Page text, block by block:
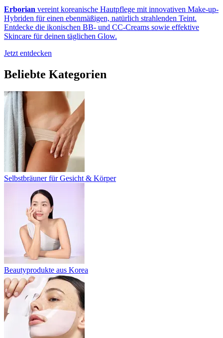
Erborian vereint koreanische Hautpflege mit innovativen Make-up-
Hybriden für einen ebenmäßigen, natürlich strahlenden Teint.
Entdecke die ikonischen BB- und CC-Creams sowie effektive
Skincare für deinen täglichen Glow.
Jetzt entdecken
Beliebte Kategorien
Selbstbräuner für Gesicht & Körper
Beautyprodukte aus Korea